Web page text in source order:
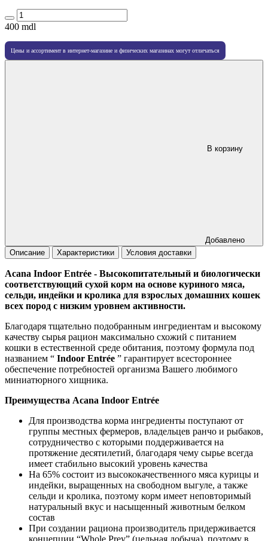
400 mdl
Цены и ассортимент в интернет-магазине и физических магазинах могут отличаться
В корзину
Добавлено
Описание
Характеристики Условия доставки
Acana Indoor Entrée - Высокопитательный и биологически
соответствующий сухой корм на основе куриного мяса,
сельди, индейки и кролика для взрослых домашних кошек
всех пород с низким уровнем активности.
Благодаря тщательно подобранным ингредиентам и высокому
качеству сырья рацион максимально схожий с питанием
кошки в естественной среде обитания, поэтому формула под
названием “ Indoor Entrée ” гарантирует всестороннее
обеспечение потребностей организма Вашего любимого
миниатюрного хищника.
Преимущества Acana Indoor Entrée
Для производства корма ингредиенты поступают от
группы местных фермеров, владельцев ранчо и рыбаков,
сотрудничество с которыми поддерживается на
протяжение десятилетий, благодаря чему сырье всегда
имеет стабильно высокий уровень качества
На 65% состоит из высококачественного мяса курицы и
индейки, выращенных на свободном выгуле, а также
сельди и кролика, поэтому корм имеет неповторимый
натуральный вкус и насыщенный животным белком
состав
При создании рациона производитель придерживается